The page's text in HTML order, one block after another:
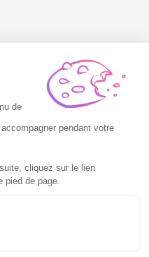
au vendredi de 9h à 18h